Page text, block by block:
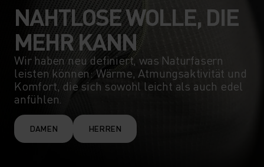
NAHTLOSE WOLLE, DIE
MEHR KANN
Wir haben neu definiert, was Naturfasern
leisten können: Wärme, Atmungsaktivität und
Komfort, die sich sowohl leicht als auch edel
anfühlen.
DAMEN HERREN